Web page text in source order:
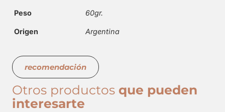
Peso 60gr.
Origen Argentina
recomendación
Otros productos que pueden
interesarte